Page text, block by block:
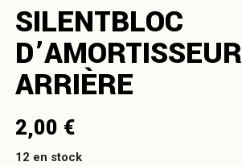
SILENTBLOC
D’AMORTISSEUR
ARRIÈRE
2,00 €
12 en stock